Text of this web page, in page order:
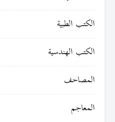
الكتب الطبية
الكتب الهندسية
المصاحف
المعاجم